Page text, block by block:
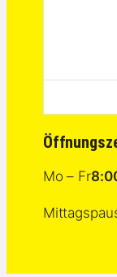
Mo – Fr